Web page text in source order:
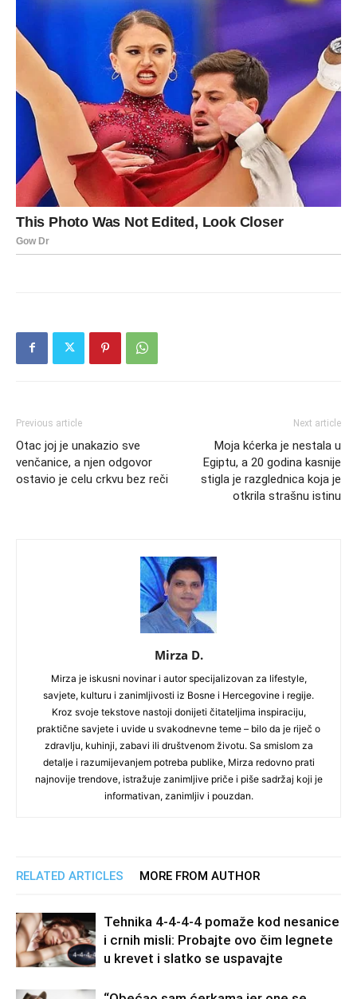
Previous article
Otac joj je unakazio sve
venčanice, a njen odgovor
ostavio je celu crkvu bez reči
Next article
Moja kćerka je nestala u
Egiptu, a 20 godina kasnije
stigla je razglednica koja je
otkrila strašnu istinu
Mirza D.
Mirza je iskusni novinar i autor specijalizovan za lifestyle,
savjete, kulturu i zanimljivosti iz Bosne i Hercegovine i regije.
Kroz svoje tekstove nastoji donijeti čitateljima inspiraciju,
praktične savjete i uvide u svakodnevne teme – bilo da je riječ o
zdravlju, kuhinji, zabavi ili društvenom životu. Sa smislom za
detalje i razumijevanjem potreba publike, Mirza redovno prati
najnovije trendove, istražuje zanimljive priče i piše sadržaj koji je
informativan, zanimljiv i pouzdan.
RELATED ARTICLES MORE FROM AUTHOR
Tehnika 4-4-4-4 pomaže kod nesanice
i crnih misli: Probajte ovo čim legnete
u krevet i slatko se uspavajte